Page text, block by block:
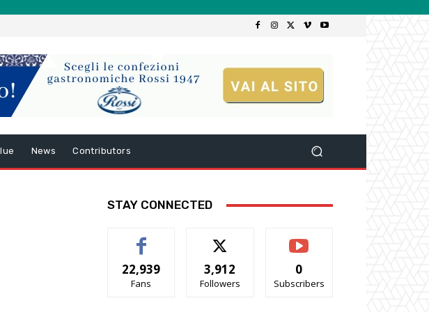
News Contributors
STAY CONNECTED
22,939
Fans
3,912
Followers
0
Subscribers